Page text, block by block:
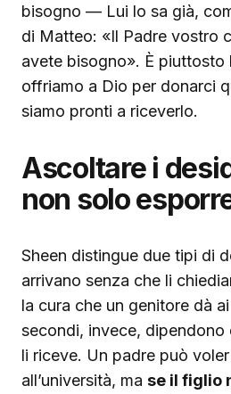
bisogno — Lui lo sa già,
di Matteo: «Il Padre vostro
avete bisogno». È piuttosto
offriamo a Dio per donarci
siamo pronti a riceverlo.
Ascoltare i
non solo
Sheen distingue due tipi di
arrivano senza che li
la cura che un genitore dà
secondi, invece, dipendono
li riceve. Un padre può
all’università, ma se il figlio